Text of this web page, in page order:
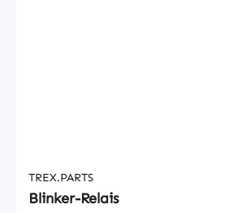
TREX.PARTS
Blinker-Relais